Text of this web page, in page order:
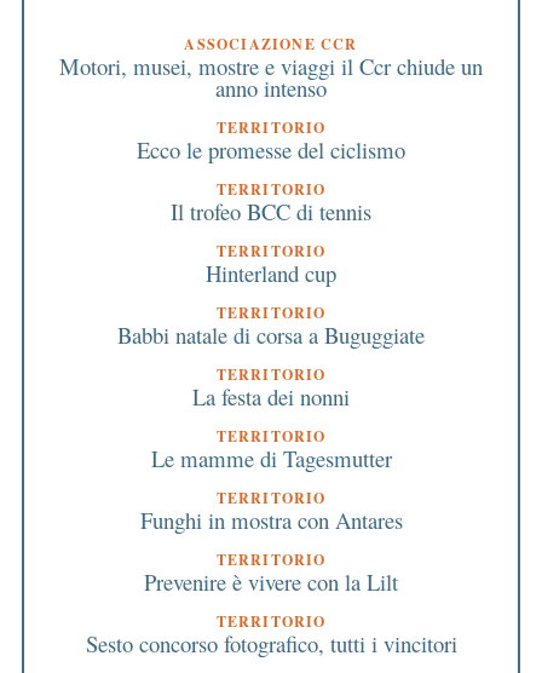
ASSOCIAZIONE CCR
Motori, musei, mostre e viaggi il Ccr chiude un
anno intenso
TERRITORIO
Ecco le promesse del ciclismo
TERRITORIO
Il trofeo BCC di tennis
TERRITORIO
Hinterland cup
TERRITORIO
Babbi natale di corsa a Buguggiate
TERRITORIO
La festa dei nonni
TERRITORIO
Le mamme di Tagesmutter
TERRITORIO
Funghi in mostra con Antares
TERRITORIO
Prevenire è vivere con la Lilt
TERRITORIO
Sesto concorso fotografico, tutti i vincitori